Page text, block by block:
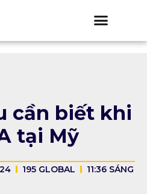
cần biết khi
tại Mỹ
195 GLOBAL 11:36 SÁNG